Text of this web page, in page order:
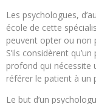
Les psychologues,
école de cette
peuvent opter ou non
S’ils considèrent
profond qui nécessite
référer le patient à un
Le but d’un